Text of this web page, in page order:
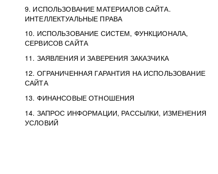
9. ИСПОЛЬЗОВАНИЕ МАТЕРИАЛОВ САЙТА.
ИНТЕЛЛЕКТУАЛЬНЫЕ ПРАВА
10. ИСПОЛЬЗОВАНИЕ СИСТЕМ, ФУНКЦИОНАЛА,
СЕРВИСОВ САЙТА
11. ЗАЯВЛЕНИЯ И ЗАВЕРЕНИЯ ЗАКАЗЧИКА
12. ОГРАНИЧЕННАЯ ГАРАНТИЯ НА ИСПОЛЬЗОВАНИЕ
САЙТА
13. ФИНАНСОВЫЕ ОТНОШЕНИЯ
14. ЗАПРОС ИНФОРМАЦИИ, РАССЫЛКИ, ИЗМЕНЕНИЯ
УСЛОВИЙ